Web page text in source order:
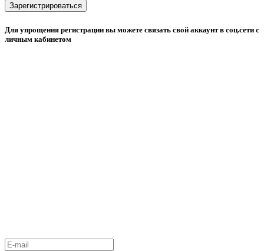
Зарегистрироваться
Для упрощения регистрации вы можете связать свой аккаунт в соц.сети с
личным кабинетом